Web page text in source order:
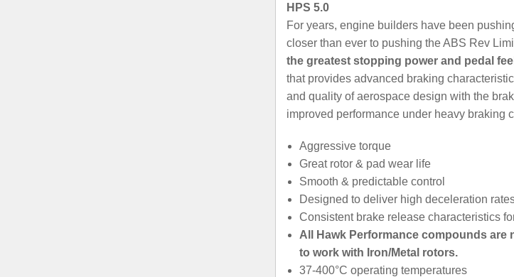
HPS 5.0
For years, engine builders have been
closer than ever to pushing the ABS Rev
the greatest stopping power and pedal
that provides advanced braking
and quality of aerospace design with the
improved performance under heavy braking
Aggressive torque
Great rotor & pad wear life
Smooth & predictable control
Designed to deliver high deceleration
Consistent brake release characteristics
All Hawk Performance compounds are
to work with Iron/Metal rotors.
37-400°C operating temperatures